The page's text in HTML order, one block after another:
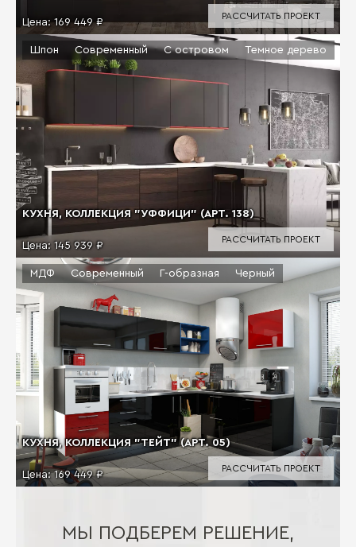
Цена:169 449 ₽
РАССЧИТАТЬ ПРОЕКТ
КУХНЯ, КОЛЛЕКЦИЯ "УФФИЦИ" (АРТ. 138)
Цена: 145 939 ₽
Шпон Современный С островом Темное дерево
РАССЧИТАТЬ ПРОЕКТ
КУХНЯ, КОЛЛЕКЦИЯ "ТЕЙТ" (АРТ. 05)
Цена:169 449 ₽
МДФ Современный Г-образная Черный
РАССЧИТАТЬ ПРОЕКТ
МЫ ПОДБЕРЕМ РЕШЕНИЕ,